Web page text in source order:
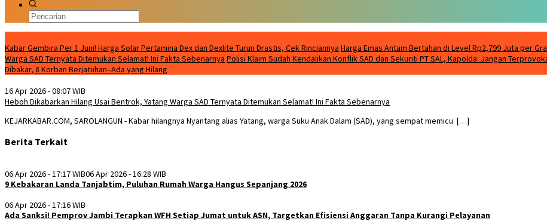
Kabar Gembira Per 1 Juni! Harga Solar Pertamina Dex dan Dexlite Turun Drastis, Cek Rinciannya Harga Emas Antam Bertahan di Level Rp2,799 Juta per
Warga SAD Ternyata Ditemukan Selamat! Ini Fakta Sebenarnya Polisi Klaim Sudah Kendalikan Konflik SAD dan Sekuriti PT SAL, Kapolda: Jangan
Dibakar, 8 Korban Berjatuhan–Ada yang Hilang
16 Apr 2026 - 08:07 WIB
Heboh Dikabarkan Hilang Usai Bentrok, Yatang Warga SAD Ternyata Ditemukan Selamat! Ini Fakta Sebenarnya
KEJARKABAR.COM, SAROLANGUN - Kabar hilangnya Nyantang alias Yatang, warga Suku Anak Dalam (SAD), yang sempat memicu […]
Berita Terkait
06 Apr 2026 - 17:17 WIB06 Apr 2026 - 16:28 WIB
9 Kebakaran Landa Tanjabtim, Puluhan Rumah Warga Hangus Sepanjang 2026
06 Apr 2026 - 17:16 WIB
Ada Sanksi! Pemprov Jambi Terapkan WFH Setiap Jumat untuk ASN, Targetkan Efisiensi Anggaran Tanpa Kurangi Pelayanan